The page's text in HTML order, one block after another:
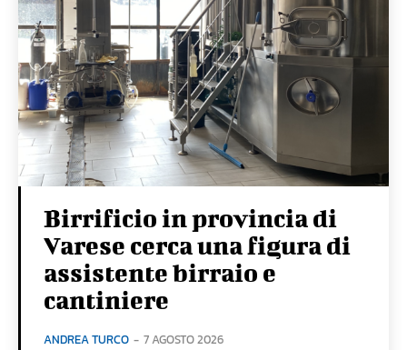
Birrificio in provincia di
Varese cerca una figura di
assistente birraio e
cantiniere
ANDREA TURCO - 7 AGOSTO 2026